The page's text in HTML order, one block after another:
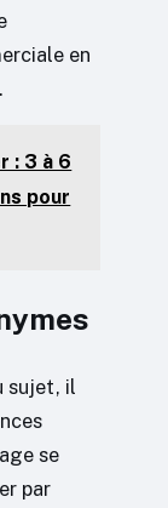
en
: 3 à 6
pour
sujet, il
se
par